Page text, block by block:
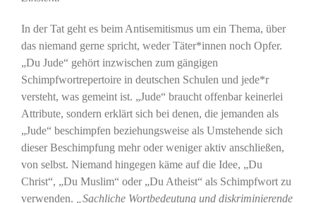
In der Tat geht es beim Antisemitismus um ein Thema, über
das niemand gerne spricht, weder Täter*innen noch Opfer.
„Du Jude“ gehört inzwischen zum gängigen
Schimpfwortrepertoire in deutschen Schulen und jede*r
versteht, was gemeint ist. „Jude“ braucht offenbar keinerlei
Attribute, sondern erklärt sich bei denen, die jemanden als
„Jude“ beschimpfen beziehungsweise als Umstehende sich
dieser Beschimpfung mehr oder weniger aktiv anschließen,
von selbst. Niemand hingegen käme auf die Idee, „Du
Christ“, „Du Muslim“ oder „Du Atheist“ als Schimpfwort zu
verwenden.
„Sachliche Wortbedeutung und diskriminierende